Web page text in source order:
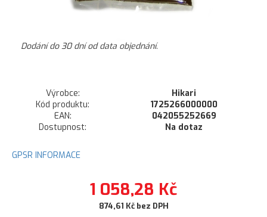
Dodání do 30 dní od data objednání.
Výrobce:
Hikari
Kód produktu:
1725266000000
EAN:
042055252669
Dostupnost:
Na dotaz
GPSR INFORMACE
1 058,28 Kč
874,61 Kč bez DPH